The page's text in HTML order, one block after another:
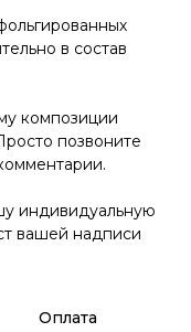
в состав
композиции
позвоните
индивидуальную
вашей надписи
Оплата